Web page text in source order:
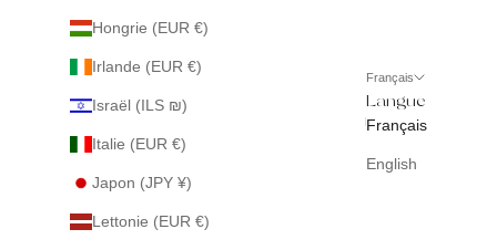
Hongrie (EUR €)
Irlande (EUR €)
Israël (ILS ₪)
Italie (EUR €)
Japon (JPY ¥)
Lettonie (EUR €)
Français
Langue
Français
English